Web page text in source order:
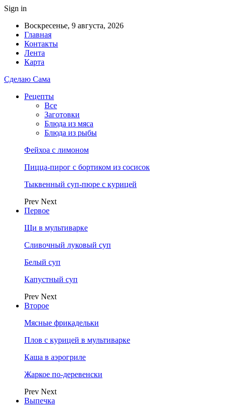
Sign in
Воскресенье, 9 августа, 2026
Главная
Контакты
Лента
Карта
Сделаю Сама
Рецепты
Все
Заготовки
Блюда из мяса
Блюда из рыбы
Фейхоа с лимоном
Пицца-пирог с бортиком из сосисок
Тыквенный суп-пюре с курицей
Prev Next
Первое
Щи в мультиварке
Сливочный луковый суп
Белый суп
Капустный суп
Prev Next
Второе
Мясные фрикадельки
Плов с курицей в мультиварке
Каша в аэрогриле
Жаркое по-деревенски
Prev Next
Выпечка